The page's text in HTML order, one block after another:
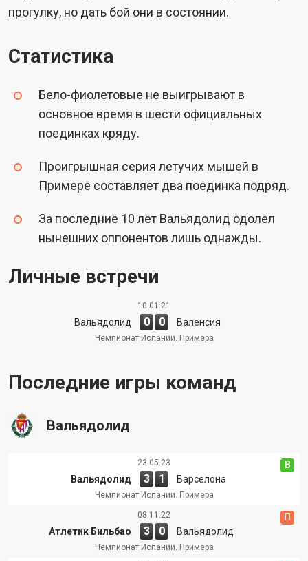
прогулку, но дать бой они в состоянии.
Статистика
Бело-фиолетовые не выигрывают в
основное время в шести официальных
поединках кряду.
Проигрышная серия летучих мышей в
Примере составляет два поединка подряд.
За последние 10 лет Вальядолид одолел
нынешних оппонентов лишь однажды.
Личные встречи
10.01.21
Вальядолид 0 0 Валенсия
Чемпионат Испании. Примера
Последние игры команд
Вальядолид
В
23.05.23
Вальядолид 3 1 Барселона
Чемпионат Испании. Примера
П
08.11.22
Атлетик Бильбао 3 0 Вальядолид
Чемпионат Испании. Примера